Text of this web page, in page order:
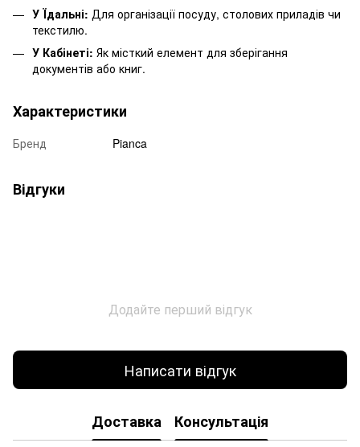
У Їдальні: Для організації посуду, столових приладів чи
текстилю.
У Кабінеті: Як місткий елемент для зберігання
документів або книг.
Характеристики
Бренд Pianca
Відгуки
Додайте перший відгук
Написати відгук
Доставка Консультація